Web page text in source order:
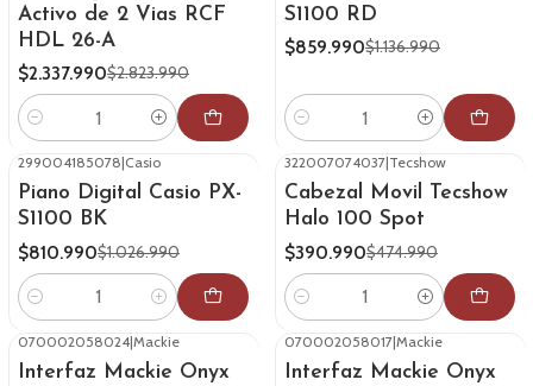
Activo de 2 Vias RCF
HDL 26-A
$2.337.990$2.823.990
Cantidad
S1100 RD
$859.990$1.136.990
Cantidad
299004185078|Casio
Piano Digital Casio PX-
S1100 BK
$810.990$1.026.990
Cantidad
322007074037|Tecshow
Cabezal Movil Tecshow
Halo 100 Spot
$390.990$474.990
Cantidad
070002058024|Mackie
Interfaz Mackie Onyx
070002058017|Mackie
Interfaz Mackie Onyx